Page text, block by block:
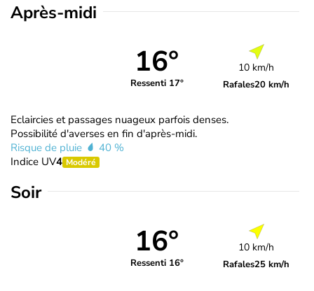
Après-midi
16°
Ressenti 17°
10 km/h
Rafales20 km/h
Eclaircies et passages nuageux parfois denses.
Possibilité d'averses en fin d'après-midi.
Risque de pluie
40 %
Indice UV4 Modéré
Soir
16°
Ressenti 16°
10 km/h
Rafales25 km/h